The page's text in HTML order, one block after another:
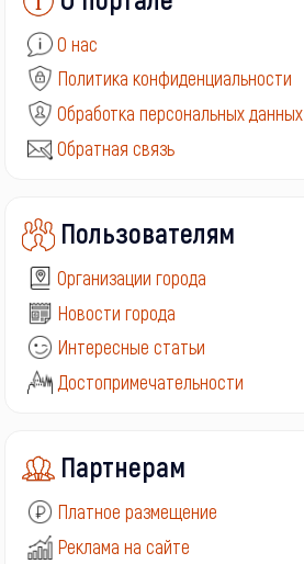
О нас
Политика конфиденциальности
Обработка персональных данных
Обратная связь
Пользователям
Организации города
Новости города
Интересные статьи
Достопримечательности
Партнерам
Платное размещение
Реклама на сайте